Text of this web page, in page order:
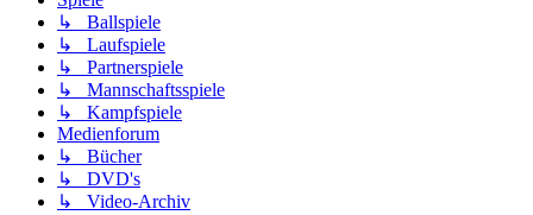
↳ Ballspiele
↳ Laufspiele
↳ Partnerspiele
↳ Mannschaftsspiele
↳ Kampfspiele
Medienforum
↳ Bücher
↳ DVD's
↳ Video-Archiv